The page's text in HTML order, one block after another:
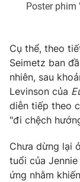
VTV4
VTV9
Liên hệ tòa
THỜI BÁO VTV
Poster phim
Cụ thể, theo
Seimetz ban
nhiên, sau
Levinson của
diễn tiếp theo
"đi chệch
Chưa dừng lại
tuổi của
ứng nhằm